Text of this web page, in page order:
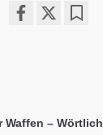
Waffen –